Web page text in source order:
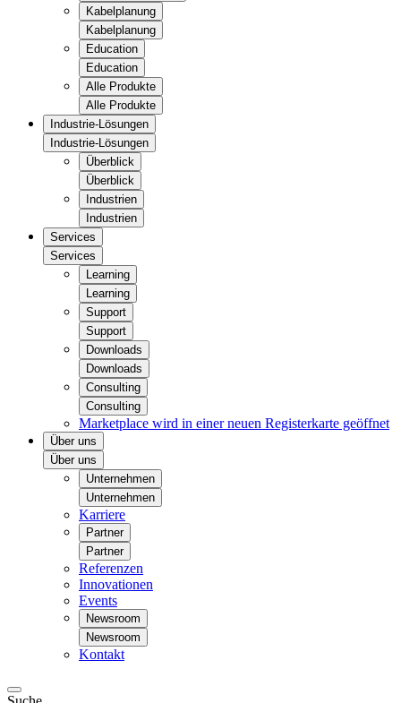
Kabelplanung
Kabelplanung
Education
Education
Alle Produkte
Alle Produkte
Industrie-Lösungen
Industrie-Lösungen
Überblick
Überblick
Industrien
Industrien
Services
Services
Learning
Learning
Support
Support
Downloads
Downloads
Consulting
Consulting
Marketplace wird in einer neuen Registerkarte geöffnet
Über uns
Über uns
Unternehmen
Unternehmen
Karriere
Partner
Partner
Referenzen
Innovationen
Events
Newsroom
Newsroom
Kontakt